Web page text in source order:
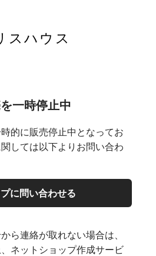
スハウス
一時停止中
的に販売停止中となってお
しては以下よりお問い合わ
に問い合わせる
ら連絡が取れない場合は、
ネットショップ作成サービ